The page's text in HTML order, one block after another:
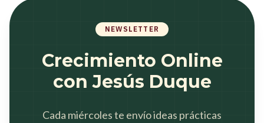
NEWSLETTER
Crecimiento Online
con Jesús Duque
Cada miércoles te envío ideas prácticas